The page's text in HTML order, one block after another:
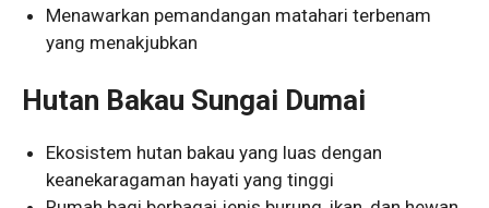
Menawarkan pemandangan matahari terbenam
yang menakjubkan
Hutan Bakau Sungai Dumai
Ekosistem hutan bakau yang luas dengan
keanekaragaman hayati yang tinggi